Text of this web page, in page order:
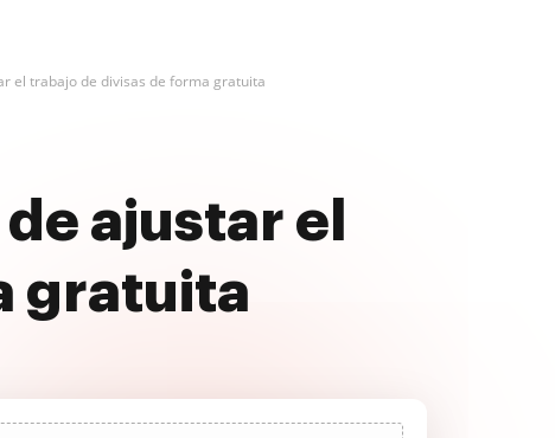
el trabajo de divisas de forma gratuita
ajustar el
gratuita